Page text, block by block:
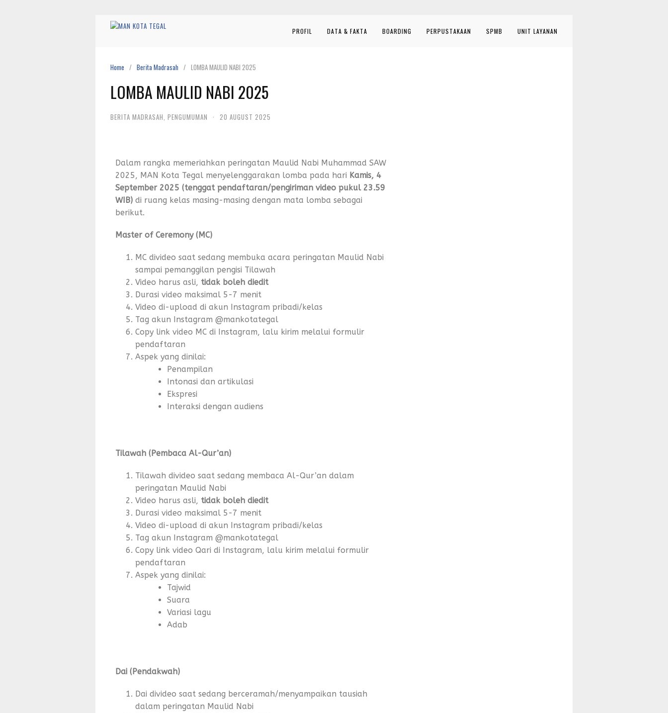
PROFIL DATA & FAKTA BOARDING PERPUSTAKAAN SPMB UNIT LAYANAN
Home Berita Madrasah LOMBA MAULID NABI 2025
LOMBA MAULID NABI 2025
BERITA MADRASAH, PENGUMUMAN · 20 AUGUST 2025
Dalam rangka memeriahkan peringatan Maulid Nabi Muhammad SAW
2025, MAN Kota Tegal menyelenggarakan lomba pada hari Kamis, 4
September 2025 (tenggat pendaftaran/pengiriman video pukul 23.59
WIB) di ruang kelas masing-masing dengan mata lomba sebagai
berikut.
Master of Ceremony (MC)
MC divideo saat sedang membuka acara peringatan Maulid Nabi
sampai pemanggilan pengisi Tilawah
Video harus asli, tidak boleh diedit
Durasi video maksimal 5-7 menit
Video di-upload di akun Instagram pribadi/kelas
Tag akun Instagram @mankotategal
Copy link video MC di Instagram, lalu kirim melalui formulir
pendaftaran
Aspek yang dinilai:
Penampilan
Intonasi dan artikulasi
Ekspresi
Interaksi dengan audiens
Tilawah (Pembaca Al-Qur’an)
Tilawah divideo saat sedang membaca Al-Qur’an dalam
peringatan Maulid Nabi
Video harus asli, tidak boleh diedit
Durasi video maksimal 5-7 menit
Video di-upload di akun Instagram pribadi/kelas
Tag akun Instagram @mankotategal
Copy link video Qari di Instagram, lalu kirim melalui formulir
pendaftaran
Aspek yang dinilai:
Tajwid
Suara
Variasi lagu
Adab
Dai (Pendakwah)
Dai divideo saat sedang berceramah/menyampaikan tausiah
dalam peringatan Maulid Nabi